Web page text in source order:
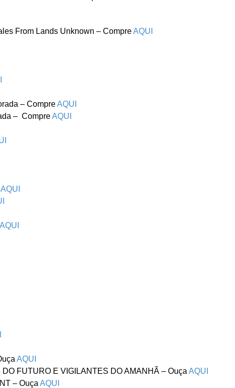
From Lands Unknown – CompreAQUI
– CompreAQUI
– CompreAQUI
AQUI
AQUI
AQUI
FUTURO E VIGILANTES DO AMANHÃ – Ouça AQUI
– Ouça AQUI